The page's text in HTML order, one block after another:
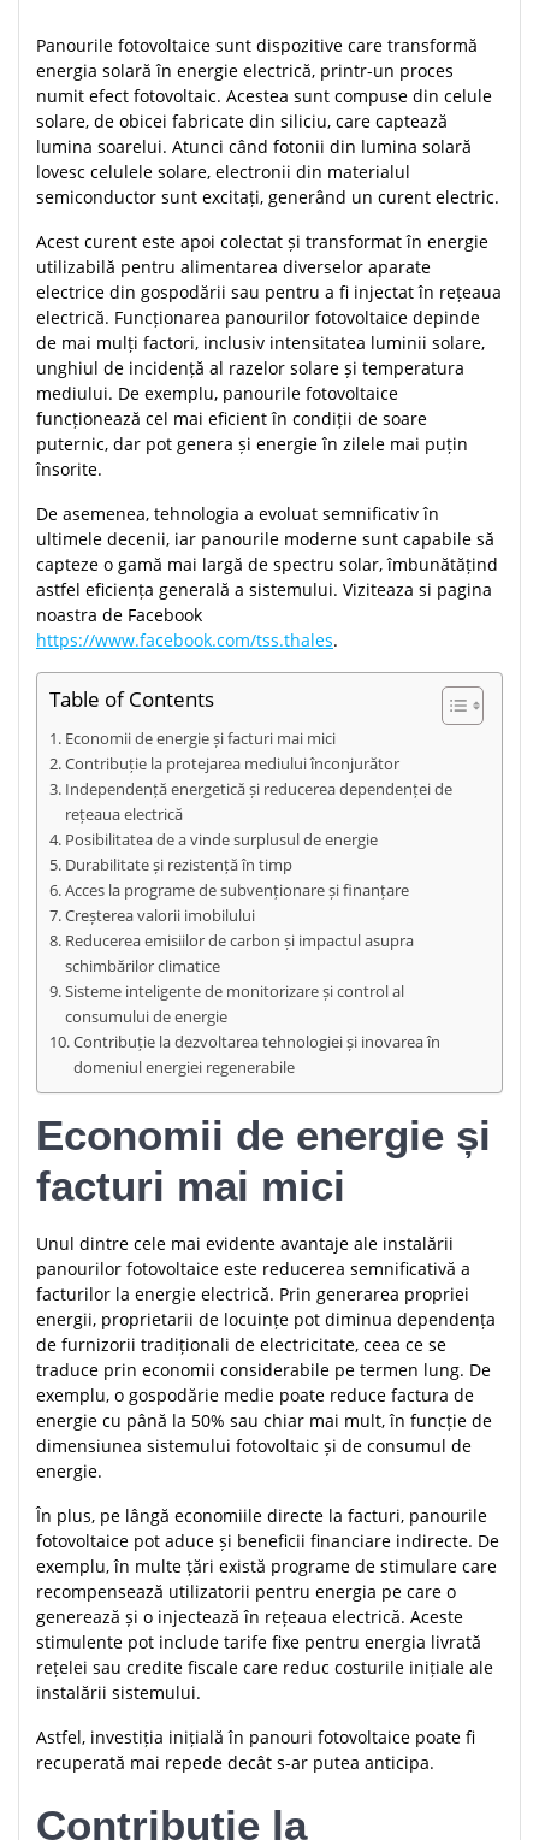
Panourile fotovoltaice sunt dispozitive care transformă
energia solară în energie electrică, printr-un proces
numit efect fotovoltaic. Acestea sunt compuse din celule
solare, de obicei fabricate din siliciu, care captează
lumina soarelui. Atunci când fotonii din lumina solară
lovesc celulele solare, electronii din materialul
semiconductor sunt excitați, generând un curent electric.
Acest curent este apoi colectat și transformat în energie
utilizabilă pentru alimentarea diverselor aparate
electrice din gospodării sau pentru a fi injectat în rețeaua
electrică. Funcționarea panourilor fotovoltaice depinde
de mai mulți factori, inclusiv intensitatea luminii solare,
unghiul de incidență al razelor solare și temperatura
mediului. De exemplu, panourile fotovoltaice
funcționează cel mai eficient în condiții de soare
puternic, dar pot genera și energie în zilele mai puțin
însorite.
De asemenea, tehnologia a evoluat semnificativ în
ultimele decenii, iar panourile moderne sunt capabile să
capteze o gamă mai largă de spectru solar, îmbunătățind
astfel eficiența generală a sistemului. Viziteaza si pagina
noastra de Facebook
https://www.facebook.com/tss.thales.
Table of Contents
Economii de energie și facturi mai mici
Contribuție la protejarea mediului înconjurător
Independență energetică și reducerea dependenței de
rețeaua electrică
Posibilitatea de a vinde surplusul de energie
Durabilitate și rezistență în timp
Acces la programe de subvenționare și finanțare
Creșterea valorii imobilului
Reducerea emisiilor de carbon și impactul asupra
schimbărilor climatice
Sisteme inteligente de monitorizare și control al
consumului de energie
Contribuție la dezvoltarea tehnologiei și inovarea în
domeniul energiei regenerabile
Economii de energie și
facturi mai mici
Unul dintre cele mai evidente avantaje ale instalării
panourilor fotovoltaice este reducerea semnificativă a
facturilor la energie electrică. Prin generarea propriei
energii, proprietarii de locuințe pot diminua dependența
de furnizorii tradiționali de electricitate, ceea ce se
traduce prin economii considerabile pe termen lung. De
exemplu, o gospodărie medie poate reduce factura de
energie cu până la 50% sau chiar mai mult, în funcție de
dimensiunea sistemului fotovoltaic și de consumul de
energie.
În plus, pe lângă economiile directe la facturi, panourile
fotovoltaice pot aduce și beneficii financiare indirecte. De
exemplu, în multe țări există programe de stimulare care
recompensează utilizatorii pentru energia pe care o
generează și o injectează în rețeaua electrică. Aceste
stimulente pot include tarife fixe pentru energia livrată
rețelei sau credite fiscale care reduc costurile inițiale ale
instalării sistemului.
Astfel, investiția inițială în panouri fotovoltaice poate fi
recuperată mai repede decât s-ar putea anticipa.
Contribuție la